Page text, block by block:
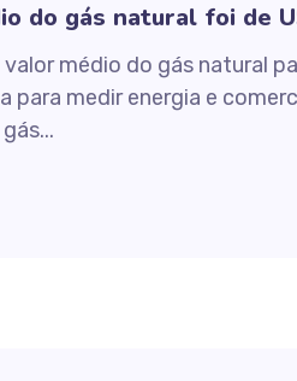
do gás natural foi de
médio do gás natural
para medir energia e